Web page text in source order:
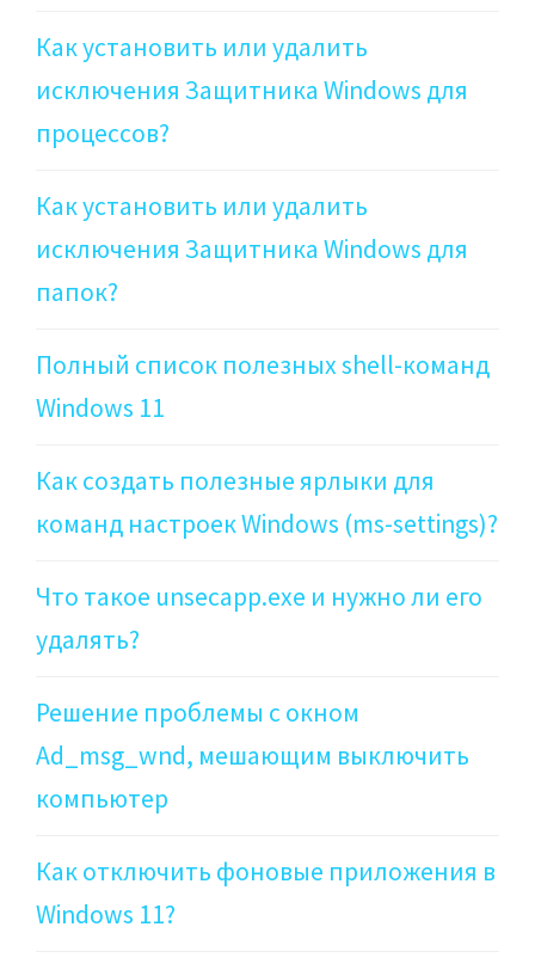
Как установить или удалить
исключения Защитника Windows для
процессов?
Как установить или удалить
исключения Защитника Windows для
папок?
Полный список полезных shell-команд
Windows 11
Как создать полезные ярлыки для
команд настроек Windows (ms-settings)?
Что такое unsecapp.exe и нужно ли его
удалять?
Решение проблемы с окном
Ad_msg_wnd, мешающим выключить
компьютер
Как отключить фоновые приложения в
Windows 11?